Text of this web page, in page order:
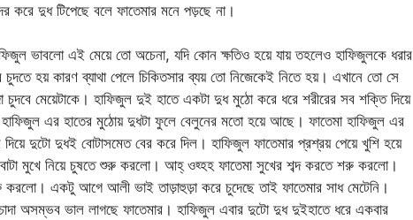
করে দুধ টিপেছে বলে ফাতেমার মনে পড়ছে না।
ভাবলো এই মেয়ে তো অচেনা, যদি কোন ক্ষতিও হয়ে যায় তহলেও হাফিজুলকে ধরার
হয় কারণ ব্যাথা পেলে চিকিতসার ব্যয় তো নিজেকেই নিতে হয়। এখানে তো সে
মেয়েটাকে। হাফিজুল দুই হাতে একটা দুধ মুঠো করে ধরে শরীরের সব শক্তি দিয়ে
হাফিজুল এর হাতের মুঠোয় দুধটা ফুলে বেলুনের মতো হয়ে আছে। ফাতেমা হাফিজুল এর
দুটো দুধই বোটাসমেত বের করে দিল। হাফিজুল ফাতেমার প্রশ্রয় পেয়ে খুশি হয়ে
বোটা মুখে নিয়ে চুষতে শুরু করলো। আহ্ ওহ্হহ ফাতেমা সুখের শব্দ করতে শরু করলো।
একটু আগে আলী ভাই তাড়াহুড়া করে চুদেছে তাই ফাতেমার সাধ মেটেনি।
অসম্ভব ভাল লাগছে ফাতেমার। হাফিজুল এবার দুটো দুধ দুইহাতে ধরে একবার